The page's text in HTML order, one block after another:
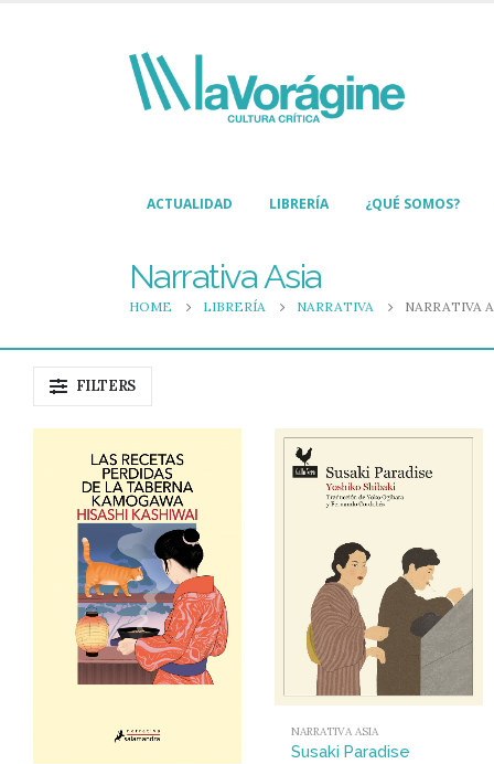
ACTUALIDAD LIBRERÍA ¿QUÉ SOMOS?
Narrativa Asia
HOME LIBRERÍA NARRATIVA NARRATIVA
FILTERS
NARRATIVA ASIA
Susaki Paradise